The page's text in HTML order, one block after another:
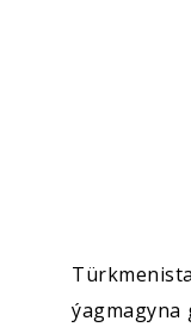
ýagmagyna